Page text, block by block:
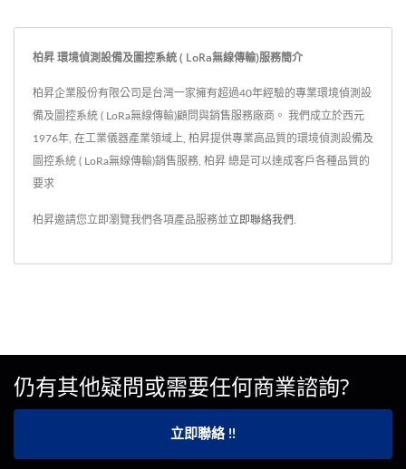
柏昇 環境偵測設備及圖控系統 ( LoRa無線傳輸)服務簡介
柏昇企業股份有限公司是台灣一家擁有超過40年經驗的專業環境偵測設
備及圖控系統 ( LoRa無線傳輸)顧問與銷售服務廠商。 我們成立於西元
1976年, 在工業儀器產業領域上, 柏昇提供專業高品質的環境偵測設備及
圖控系統 ( LoRa無線傳輸)銷售服務, 柏昇 總是可以達成客戶各種品質的
要求
柏昇邀請您立即瀏覽我們各項產品服務並 立即聯絡我們
仍有其他疑問或需要任何商業諮詢?
立即聯絡 !!